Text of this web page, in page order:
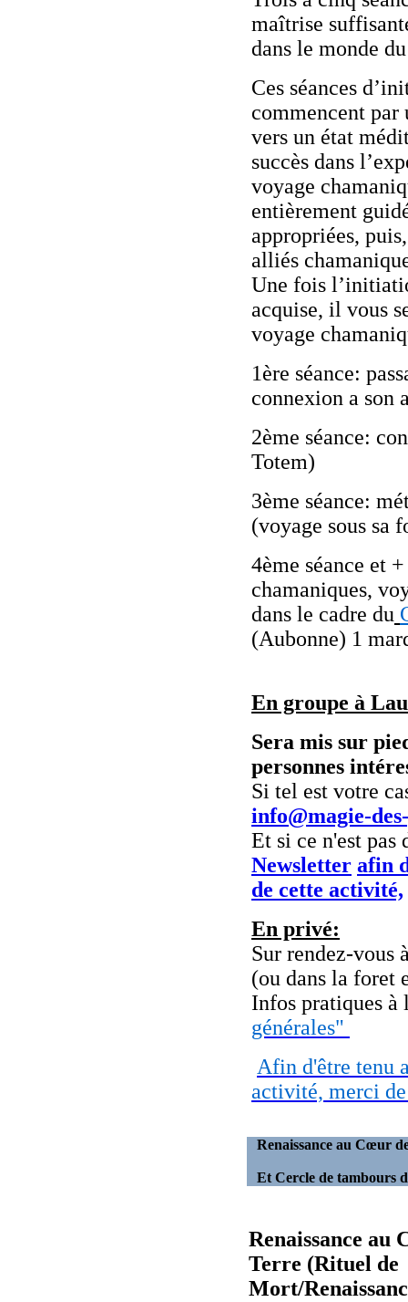
maîtrise
dans le monde
Ces séances
commencent par
vers un état
succès dans
voyage
entièrement
appropriées,
alliés
Une fois
acquise, il vous
voyage
1ère séance:
connexion a son
2ème séance:
Totem)
3ème séance:
(voyage sous sa
4ème séance et
chamaniques,
dans le cadre du
(Aubonne) 1
En groupe à
Sera mis sur
personnes
Si tel est votre
info@magie-
Et si ce n'est pas
Newsletter afin
de cette activité,
En privé:
Sur rendez-vous
(ou dans la foret
Infos pratiques à
générales"
Afin d'être tenu
activité, merci
Renaissance au Cœur
Et Cercle de tambours
Renaissance au
Terre (Rituel de
Mort/